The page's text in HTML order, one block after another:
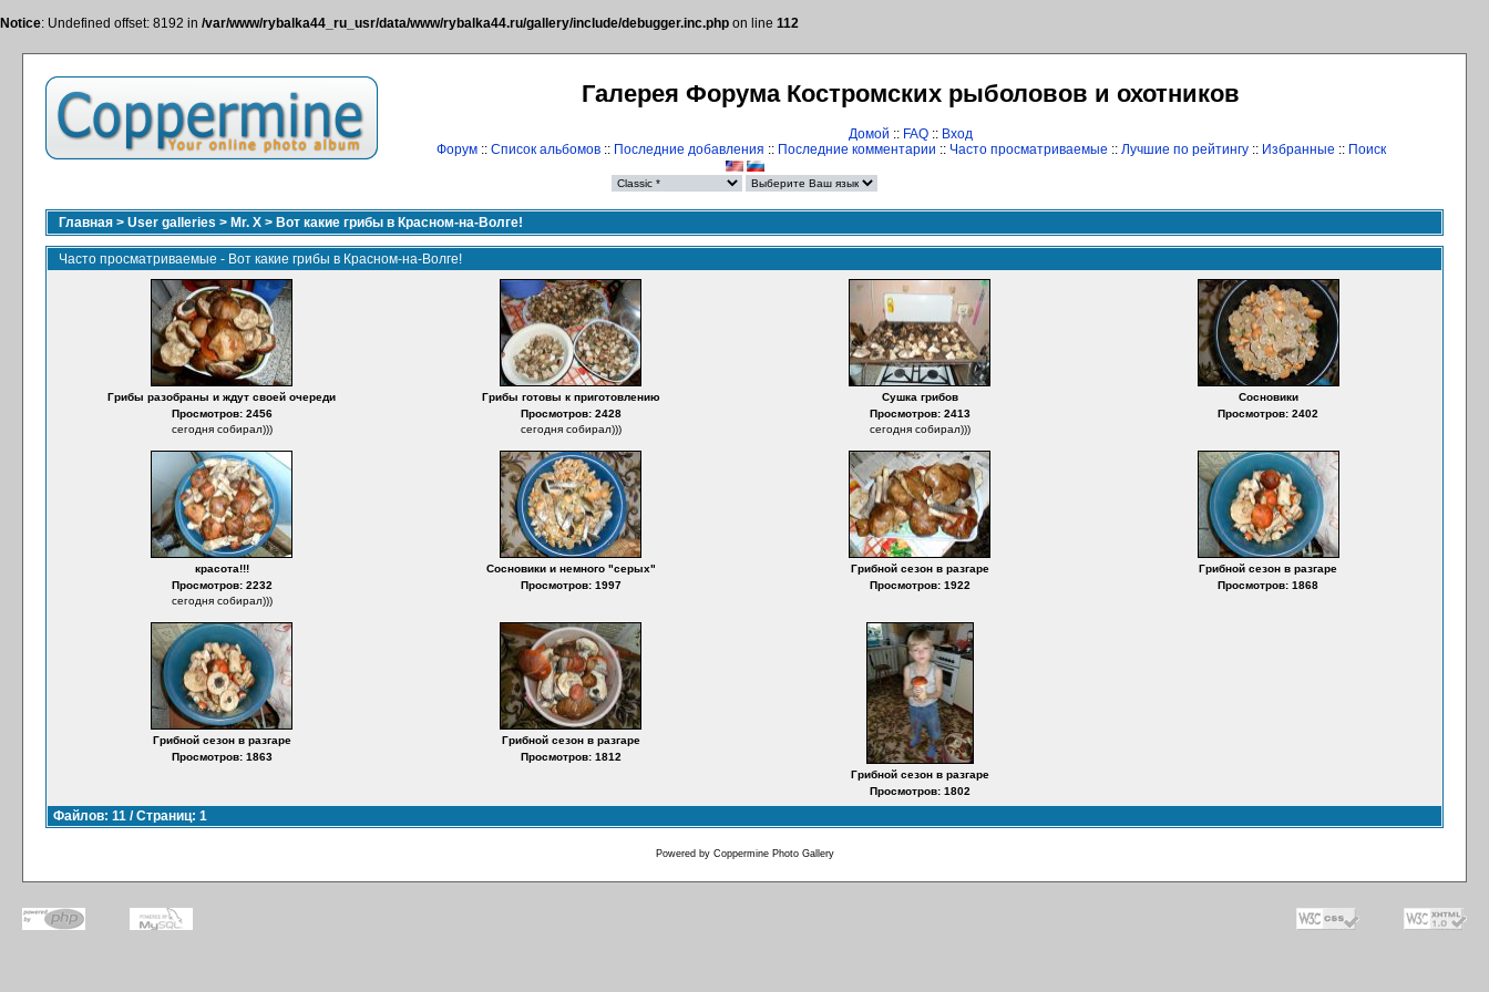
Notice: Undefined offset: 8192 in /var/www/rybalka44_ru_usr/data/www/rybalka44.ru/gallery/include/debugger.inc.php on line 112
Галерея Форума Костромских рыболовов и охотников
Домой :: FAQ :: Вход
Форум:: Список альбомов:: Последние добавления :: Последние комментарии :: Часто просматриваемые :: Лучшие по рейтингу:: Избранные :: Поиск
Главная > User galleries > Mr. X > Вот какие грибы в Красном-на-Волге!
Часто просматриваемые - Вот какие грибы в Красном-на-Волге!
Грибы разобраны и ждут своей очереди
Просмотров: 2456
сегодня собирал)))
Грибы готовы к приготовлению
Просмотров: 2428
сегодня собирал)))
Сушка грибов
Просмотров: 2413
сегодня собирал)))
Сосновики
Просмотров: 2402
красота!!!
Просмотров: 2232
сегодня собирал)))
Сосновики и немного "серых"
Просмотров: 1997
Грибной сезон в разгаре
Просмотров: 1922
Грибной сезон в разгаре
Просмотров: 1868
Грибной сезон в разгаре
Просмотров: 1863
Грибной сезон в разгаре
Просмотров: 1812
Грибной сезон в разгаре
Просмотров: 1802
Файлов: 11 / Страниц: 1
Powered by Coppermine Photo Gallery